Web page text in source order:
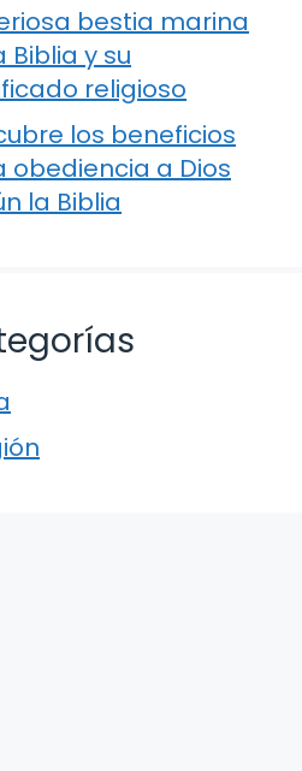
bestia marina
Biblia y su
religioso
los beneficios
obediencia a Dios
la Biblia